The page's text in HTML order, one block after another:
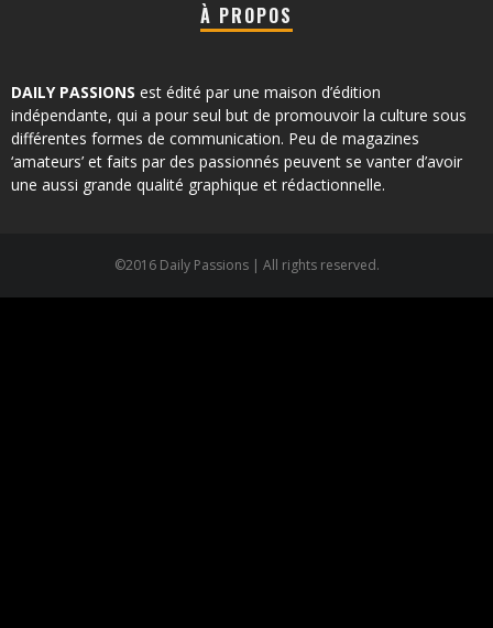
À PROPOS
DAILY PASSIONS est édité par une maison d’édition
indépendante, qui a pour seul but de promouvoir la culture sous
différentes formes de communication. Peu de magazines
‘amateurs’ et faits par des passionnés peuvent se vanter d’avoir
une aussi grande qualité graphique et rédactionnelle.
©2016 Daily Passions | All rights reserved.